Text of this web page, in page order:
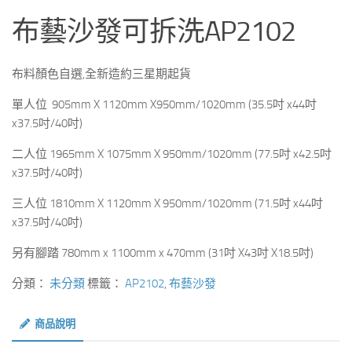
布藝沙發可拆洗AP2102
布料顏色自選,全新造約三星期起貨
單人位 905mm X 1120mm X950mm/1020mm (35.5吋 x44吋
x37.5吋/40吋)
二人位 1965mm X 1075mm X 950mm/1020mm (77.5吋 x42.5吋
x37.5吋/40吋)
三人位 1810mm X 1120mm X 950mm/1020mm (71.5吋 x44吋
x37.5吋/40吋)
另有腳踏 780mm x 1100mm x 470mm (31吋 X43吋 X18.5吋)
分類： 未分類標籤： AP2102, 布藝沙發
商品說明